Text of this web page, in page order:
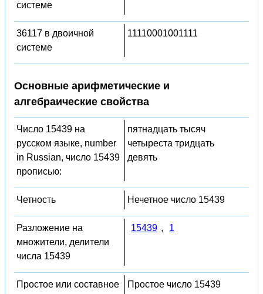
системе
36117 в двоичной
системе
11110001001111
Основные арифметические и
алгебраические свойства
Число 15439 на
русском языке, number
in Russian, число 15439
прописью:
пятнадцать тысяч
четыреста тридцать
девять
Четность Нечетное число 15439
Разложение на
множители, делители
числа 15439
15439 , 1
Простое или составное
Простое число 15439